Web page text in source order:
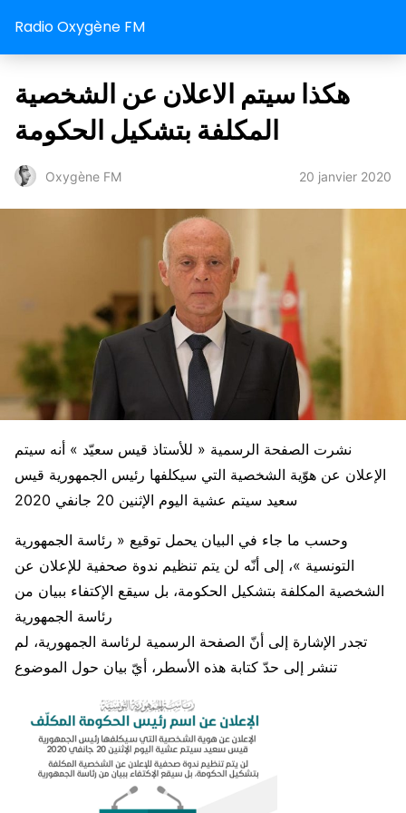
Radio Oxygène FM
هكذا سيتم الاعلان عن الشخصية
المكلفة بتشكيل الحكومة
Oxygène FM 20 janvier 2020
نشرت الصفحة الرسمية « للأستاذ قيس سعيّد » أنه سيتم
الإعلان عن هوّية الشخصية التي سيكلفها رئيس الجمهورية قيس
سعيد سيتم عشية اليوم الإثنين 20 جانفي 2020
وحسب ما جاء في البيان يحمل توقيع « رئاسة الجمهورية
التونسية »، إلى أنّه لن يتم تنظيم ندوة صحفية للإعلان عن
الشخصية المكلفة بتشكيل الحكومة، بل سيقع الإكتفاء ببيان من
رئاسة الجمهورية
تجدر الإشارة إلى أنّ الصفحة الرسمية لرئاسة الجمهورية، لم
تنشر إلى حدّ كتابة هذه الأسطر، أيّ بيان حول الموضوع